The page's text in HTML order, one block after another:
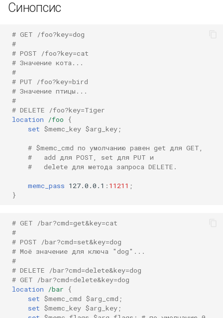
$memc_flags
$memc_value
prepend $memc_key
$memc_flags
$memc_exptime
$memc_value
delete $memc_key
$memc_exptime
$memc_value
$memc_value
flush_all
flush_all $memc_exptime
Синопсис
# GET /foo?key=dog
#
# POST /foo?key=cat
# Значение кота...
#
# PUT /foo?key=bird
# Значение птицы...
#
# DELETE /foo?key=Tiger
location
/foo
{
set $memc_key $arg_key ;
# $memc_cmd по умолчанию равен get для GET,
#   add для POST, set для PUT и
#   delete для метода запроса DELETE.
memc_pass 127.0.0.1 : 11211 ;
}
# GET /bar?cmd=get&key=cat
#
# POST /bar?cmd=set&key=dog
# Моё значение для ключа "dog"...
#
# DELETE /bar?cmd=delete&key=dog
# GET /bar?cmd=delete&key=dog
location
/bar
{
set $memc_cmd $arg_cmd ;
set $memc_key $arg_key ;